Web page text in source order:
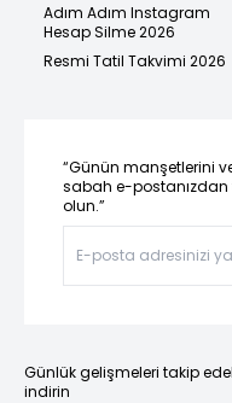
Adım Adım Instagram
Hesap Silme 2026
Resmi Tatil Takvimi 2026
“Günün manşetlerini
sabah e-postanızdan
olun.”
Günlük gelişmeleri takip
indirin